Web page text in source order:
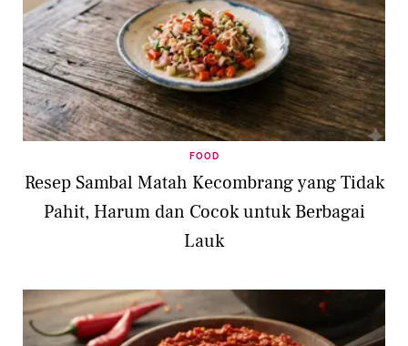
FOOD
Resep Sambal Matah Kecombrang yang Tidak
Pahit, Harum dan Cocok untuk Berbagai
Lauk